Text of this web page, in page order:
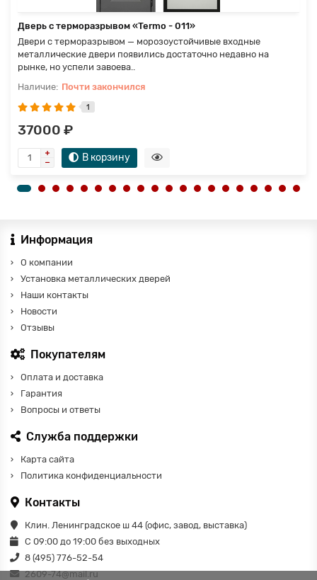
Дверь с терморазрывом «Termo - 011»
Двери с терморазрывом — морозоустойчивые входные
металлические двери появились достаточно недавно на
рынке, но успели завоева..
Почти закончился
1
37000 ₽
В корзину
Информация
О компании
Установка металлических дверей
Наши контакты
Новости
Отзывы
Покупателям
Оплата и доставка
Гарантия
Вопросы и ответы
Служба поддержки
Карта сайта
Политика конфиденциальности
Контакты
Клин. Ленинградское ш 44 (офис, завод, выставка)
С 09:00 до 19:00 без выходных
8 (495) 776-52-54
2609-74@mail.ru